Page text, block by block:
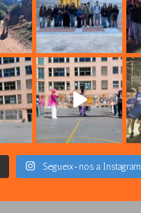
Segueix-nos a Instagram